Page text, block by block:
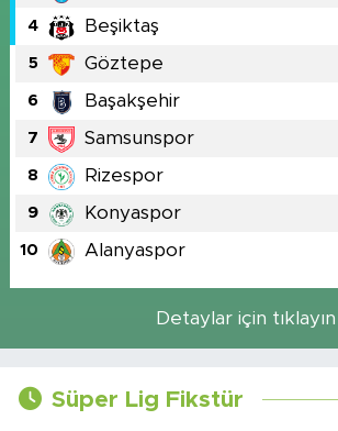
4 Beşiktaş
5 Göztepe
6 Başakşehir
7 Samsunspor
8 Rizespor
9 Konyaspor
10 Alanyaspor
Detaylar için tıklayın
Süper Lig Fikstür